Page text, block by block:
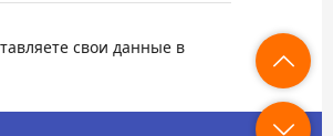
свои данные в